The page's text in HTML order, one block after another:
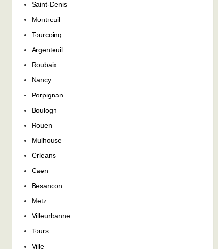
Saint-Denis
Montreuil
Tourcoing
Argenteuil
Roubaix
Nancy
Perpignan
Boulogn
Rouen
Mulhouse
Orleans
Caen
Besancon
Metz
Villeurbanne
Tours
Ville